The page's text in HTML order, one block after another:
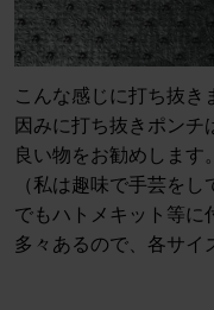
こんな感じに打ち抜き
因みに打ち抜きポンチ
良い物をお勧めします。
（私は趣味で手芸を
でもハトメキット等に
多々あるので、各サイ